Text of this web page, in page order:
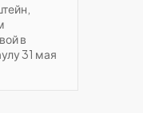
в
31 мая